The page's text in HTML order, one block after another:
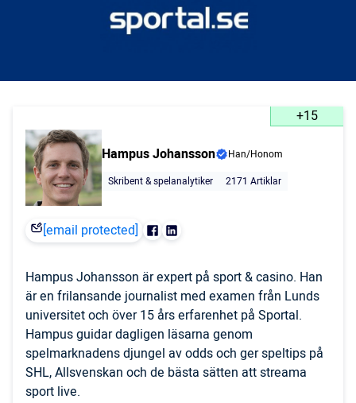
+15
Hampus Johansson
Han/Honom
Skribent & spelanalytiker
2171 Artiklar
[email protected]
Hampus Johansson är expert på sport & casino. Han
är en frilansande journalist med examen från Lunds
universitet och över 15 års erfarenhet på Sportal.
Hampus guidar dagligen läsarna genom
spelmarknadens djungel av odds och ger speltips på
SHL, Allsvenskan och de bästa sätten att streama
sport live.